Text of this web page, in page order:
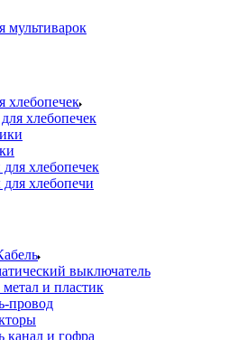
мультиварок
хлебопечек
хлебопечек
хлебопечек
хлебопечи
выключатель
и пластик
провод
канал и гофра